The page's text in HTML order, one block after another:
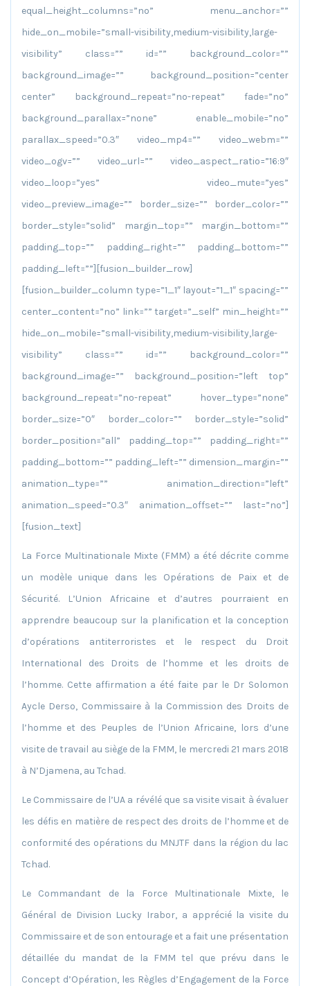
equal_height_columns=”no” menu_anchor=””
hide_on_mobile=”small-visibility,medium-visibility,large-
visibility” class=”” id=”” background_color=””
background_image=”” background_position=”center
center” background_repeat=”no-repeat” fade=”no”
background_parallax=”none” enable_mobile=”no”
parallax_speed=”0.3″ video_mp4=”” video_webm=””
video_ogv=”” video_url=”” video_aspect_ratio=”16:9″
video_loop=”yes” video_mute=”yes”
video_preview_image=”” border_size=”” border_color=””
border_style=”solid” margin_top=”” margin_bottom=””
padding_top=”” padding_right=”” padding_bottom=””
padding_left=””][fusion_builder_row]
[fusion_builder_column type=”1_1″ layout=”1_1″ spacing=””
center_content=”no” link=”” target=”_self” min_height=””
hide_on_mobile=”small-visibility,medium-visibility,large-
visibility” class=”” id=”” background_color=””
background_image=”” background_position=”left top”
background_repeat=”no-repeat” hover_type=”none”
border_size=”0″ border_color=”” border_style=”solid”
border_position=”all” padding_top=”” padding_right=””
padding_bottom=”” padding_left=”” dimension_margin=””
animation_type=”” animation_direction=”left”
animation_speed=”0.3″ animation_offset=”” last=”no”]
[fusion_text]
La Force Multinationale Mixte (FMM) a été décrite comme
un modèle unique dans les Opérations de Paix et de
Sécurité. L’Union Africaine et d’autres pourraient en
apprendre beaucoup sur la planification et la conception
d’opérations antiterroristes et le respect du Droit
International des Droits de l’homme et les droits de
l’homme. Cette affirmation a été faite par le Dr Solomon
Aycle Derso, Commissaire à la Commission des Droits de
l’homme et des Peuples de l’Union Africaine, lors d’une
visite de travail au siège de la FMM, le mercredi 21 mars 2018
à N’Djamena, au Tchad.
Le Commissaire de l’UA a révélé que sa visite visait à évaluer
les défis en matière de respect des droits de l’homme et de
conformité des opérations du MNJTF dans la région du lac
Tchad.
Le Commandant de la Force Multinationale Mixte, le
Général de Division Lucky Irabor, a apprécié la visite du
Commissaire et de son entourage et a fait une présentation
détaillée du mandat de la FMM tel que prévu dans le
Concept d’Opération, les Règles d’Engagement de la Force